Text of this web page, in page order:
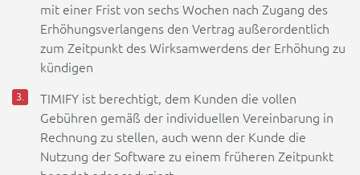
mit einer Frist von sechs Wochen nach Zugang des
Erhöhungsverlangens den Vertrag außerordentlich
zum Zeitpunkt des Wirksamwerdens der Erhöhung zu
kündigen
TIMIFY ist berechtigt, dem Kunden die vollen
Gebühren gemäß der individuellen Vereinbarung in
Rechnung zu stellen, auch wenn der Kunde die
Nutzung der Software zu einem früheren Zeitpunkt